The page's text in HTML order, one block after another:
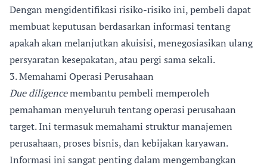
Dengan mengidentifikasi risiko-risiko ini, pembeli dapat
membuat keputusan berdasarkan informasi tentang
apakah akan melanjutkan akuisisi, menegosiasikan ulang
persyaratan kesepakatan, atau pergi sama sekali.
3. Memahami Operasi Perusahaan
Due diligencemembantu pembeli memperoleh
pemahaman menyeluruh tentang operasi perusahaan
target. Ini termasuk memahami struktur manajemen
perusahaan, proses bisnis, dan kebijakan karyawan.
Informasi ini sangat penting dalam mengembangkan